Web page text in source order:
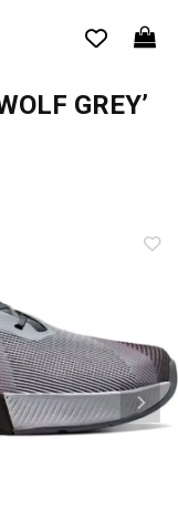
GREY’